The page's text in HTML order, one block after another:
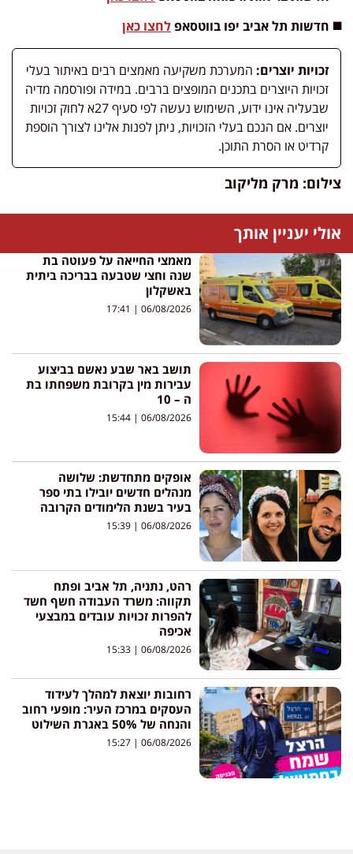
◼️ חדשות תל אביב יפו בווטסאפלחצו כאן
זכויות יוצרים: המערכת משקיעה מאמצים רבים באיתור בעלי
זכויות היוצרים בתכנים המופצים ברבים. במידה ופורסמה מדיה
שבעליה אינו ידוע, השימוש נעשה לפי סעיף 27א לחוק זכויות
יוצרים. אם הנכם בעלי הזכויות, ניתן לפנות אלינו לצורך הוספת
קרדיט או הסרת התוכן.
צילום: מרק מליקוב
אולי יעניין אותך
מאמצי החייאה על פעוטה בת
שנה וחצי שטבעה בבריכה ביתית
באשקלון
06/08/2026
תושב באר שבע נאשם בביצוע
עבירות מין בקרובת משפחתו בת
ה – 10
06/08/2026
אופקים מתחדשת: שלושה
מנהלים חדשים יובילו בתי ספר
בעיר בשנת הלימודים הקרובה
06/08/2026
רהט, נתניה, תל אביב ופתח
תקווה: משרד העבודה חשף חשד
להפרות זכויות עובדים במבצעי
אכיפה
06/08/2026
רחובות יוצאת למהלך לעידוד
העסקים במרכז העיר: מופעי רחוב
והנחה של 50% באגרת השילוט
06/08/2026